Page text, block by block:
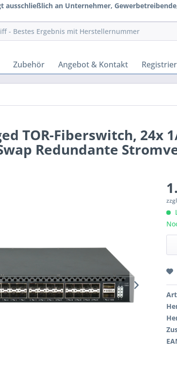
ausschließlich an Unternehmer,
Zubehör Angebot & Kontakt
TOR-Fiberswitch, 24x 1/
Redundante